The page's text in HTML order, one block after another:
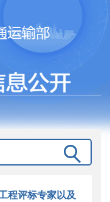
程评标专家以及